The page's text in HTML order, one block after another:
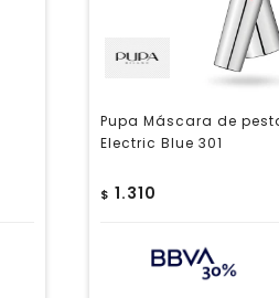
Pupa Máscara de
Electric Blue 301
$ 1.310